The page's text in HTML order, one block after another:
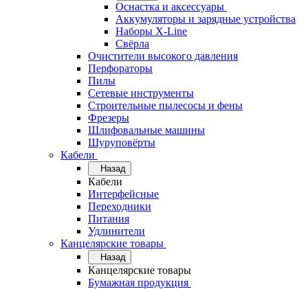
Оснастка и аксессуары
Аккумуляторы и зарядные устройства
Наборы X-Line
Свёрла
Очистители высокого давления
Перфораторы
Пилы
Сетевые инструменты
Строительные пылесосы и фены
Фрезеры
Шлифовальные машины
Шуруповёрты
Кабели
Назад
Кабели
Интерфейсные
Переходники
Питания
Удлинители
Канцелярские товары
Назад
Канцелярские товары
Бумажная продукция